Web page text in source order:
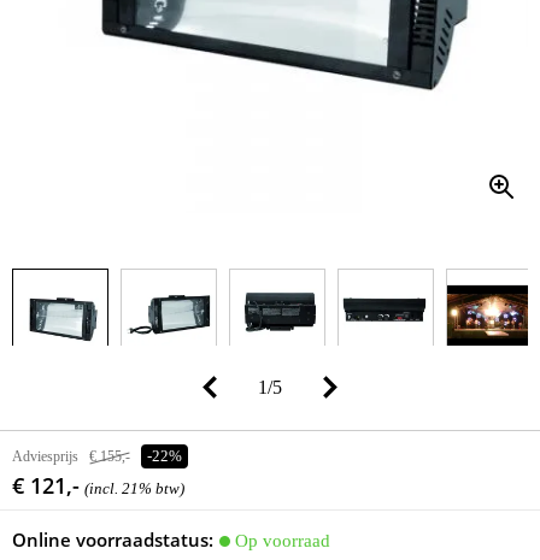
1/5
Adviesprijs € 155,- -22%
€ 121,- (incl. 21% btw)
Online voorraadstatus:
Op voorraad